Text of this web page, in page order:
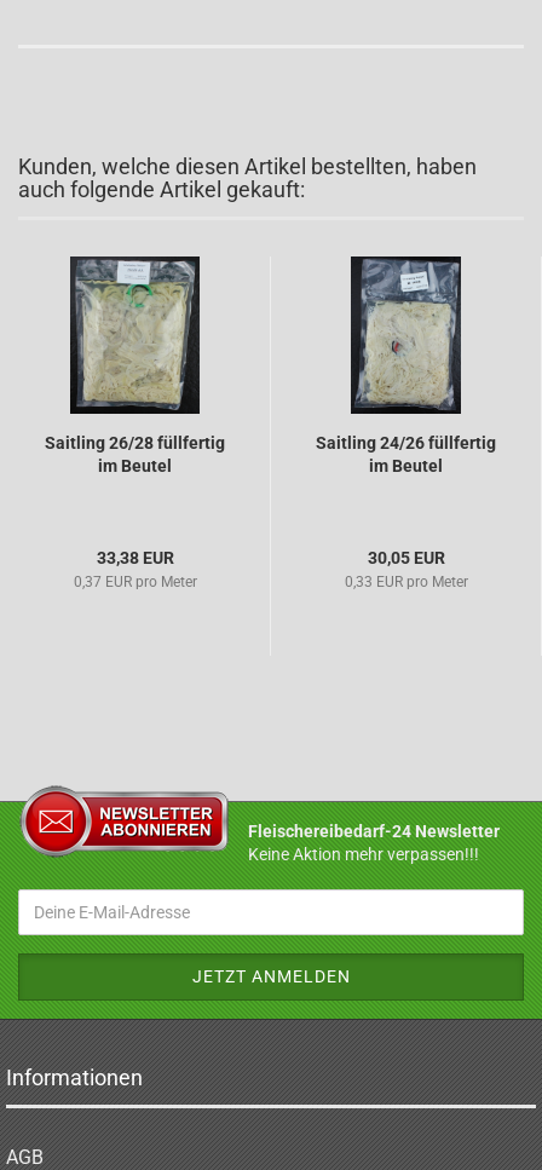
Kunden, welche diesen Artikel bestellten, haben
auch folgende Artikel gekauft:
Saitling 26/28 füllfertig
im Beutel
33,38 EUR
0,37 EUR pro Meter
Saitling 24/26 füllfertig
im Beutel
30,05 EUR
0,33 EUR pro Meter
Fleischereibedarf-24 Newsletter
Keine Aktion mehr verpassen!!!
Informationen
AGB